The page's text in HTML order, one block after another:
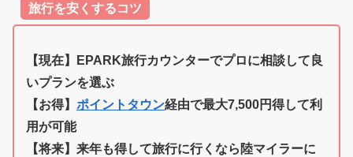
旅行を安くするコツ
【現在】EPARK旅行カウンターでプロに相談して良
いプランを選ぶ
【お得】 ポイントタウン経由で最大7,500円得して利
用が可能
【将来】来年も得して旅行に行くなら陸マイラーに